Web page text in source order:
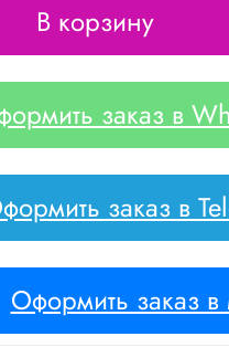
В корзину
заказ в
заказ в
Оформить заказ в